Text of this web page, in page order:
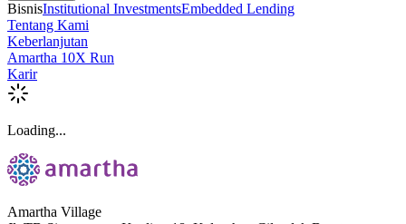
BisnisInstitutional InvestmentsEmbedded Lending
Tentang Kami
Keberlanjutan
Amartha 10X Run
Karir
Loading...
Amartha Village